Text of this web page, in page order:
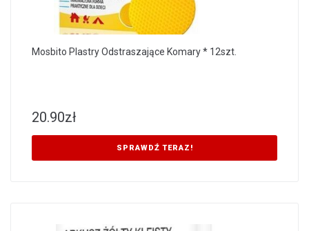
Mosbito Plastry Odstraszające Komary * 12szt.
20.90zł
SPRAWDŹ TERAZ!